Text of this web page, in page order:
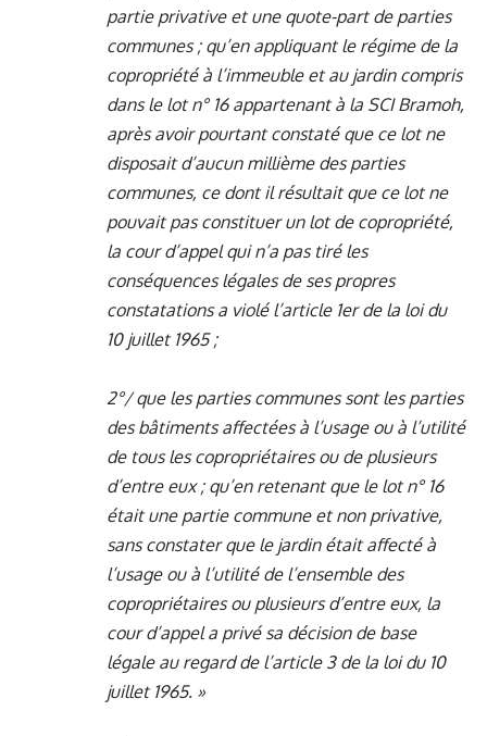
partie privative et une quote-part de parties
communes ; qu’en appliquant le régime de la
copropriété à l’immeuble et au jardin compris
dans le lot n° 16 appartenant à la SCI Bramoh,
après avoir pourtant constaté que ce lot ne
disposait d’aucun millième des parties
communes, ce dont il résultait que ce lot ne
pouvait pas constituer un lot de copropriété,
la cour d’appel qui n’a pas tiré les
conséquences légales de ses propres
constatations a violé l’article 1er de la loi du
10 juillet 1965 ;
2°/ que les parties communes sont les parties
des bâtiments affectées à l’usage ou à l’utilité
de tous les copropriétaires ou de plusieurs
d’entre eux ; qu’en retenant que le lot n° 16
était une partie commune et non privative,
sans constater que le jardin était affecté à
l’usage ou à l’utilité de l’ensemble des
copropriétaires ou plusieurs d’entre eux, la
cour d’appel a privé sa décision de base
légale au regard de l’article 3 de la loi du 10
juillet 1965. »